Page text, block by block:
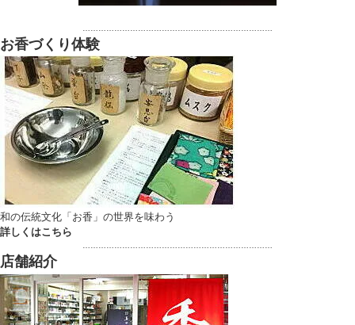
お香づくり体験
和の伝統文化「お香」の世界を味わう
詳しくはこちら
店舗紹介